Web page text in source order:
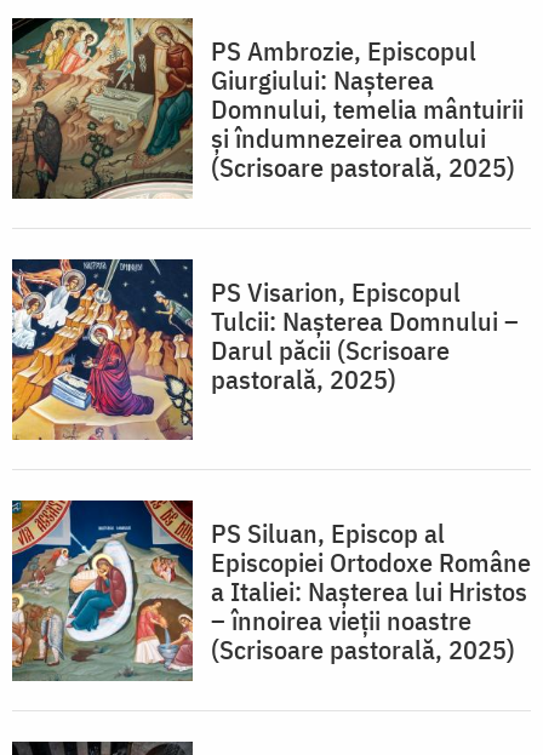
PS Ambrozie, Episcopul
Giurgiului: Nașterea
Domnului, temelia mântuirii
și îndumnezeirea omului
(Scrisoare pastorală, 2025)
PS Visarion, Episcopul
Tulcii: Nașterea Domnului –
Darul păcii (Scrisoare
pastorală, 2025)
PS Siluan, Episcop al
Episcopiei Ortodoxe Române
a Italiei: Nașterea lui Hristos
– înnoirea vieții noastre
(Scrisoare pastorală, 2025)